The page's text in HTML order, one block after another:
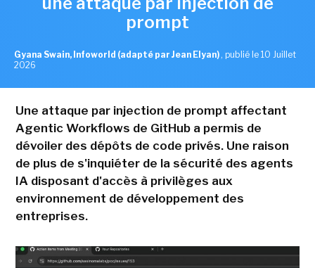
prompt
Gyana Swain, Infoworld (adapté par Jean Elyan) , publié le 10 Juillet
2026
Une attaque par injection de prompt affectant
Agentic Workflows de GitHub a permis de
dévoiler des dépôts de code privés. Une raison
de plus de s'inquiéter de la sécurité des agents
IA disposant d'accès à privilèges aux
environnement de développement des
entreprises.